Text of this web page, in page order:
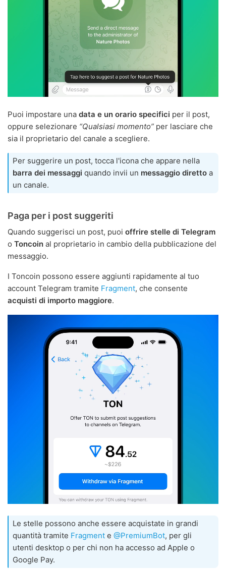
Puoi impostare una data e un orario specifici per il post,
oppure selezionare “Qualsiasi momento” per lasciare che
sia il proprietario del canale a scegliere.
Per suggerire un post, tocca l'icona che appare nella
barra dei messaggi quando invii un messaggio diretto a
un canale.
Paga per i post suggeriti
Quando suggerisci un post, puoi offrire stelle di Telegram
o Toncoin al proprietario in cambio della pubblicazione del
messaggio.
I Toncoin possono essere aggiunti rapidamente al tuo
account Telegram tramite Fragment, che consente
acquisti di importo maggiore.
Le stelle possono anche essere acquistate in grandi
quantità tramite Fragment e @PremiumBot, per gli
utenti desktop o per chi non ha accesso ad Apple o
Google Pay.